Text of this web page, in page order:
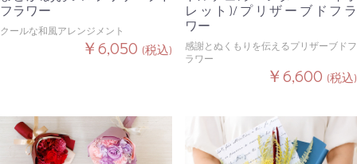
フラワー
クールな和風アレンジメント
￥6,050 (税込)
レット)/プリザーブドフラ
ワー
感謝とぬくもりを伝えるプリザーブドフ
ラワー
￥6,600 (税込)